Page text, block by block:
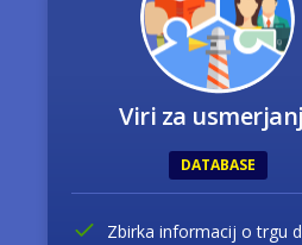
Viri za
DATABASE
Zbirka informacij o trgu